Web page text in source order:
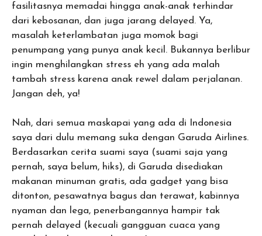
fasilitasnya memadai hingga anak-anak terhindar
dari kebosanan, dan juga jarang delayed. Ya,
masalah keterlambatan juga momok bagi
penumpang yang punya anak kecil. Bukannya berlibur
ingin menghilangkan stress eh yang ada malah
tambah stress karena anak rewel dalam perjalanan.
Jangan deh, ya!
Nah, dari semua maskapai yang ada di Indonesia
saya dari dulu memang suka dengan Garuda Airlines.
Berdasarkan cerita suami saya (suami saja yang
pernah, saya belum, hiks), di Garuda disediakan
makanan minuman gratis, ada gadget yang bisa
ditonton, pesawatnya bagus dan terawat, kabinnya
nyaman dan lega, penerbangannya hampir tak
pernah delayed (kecuali gangguan cuaca yang